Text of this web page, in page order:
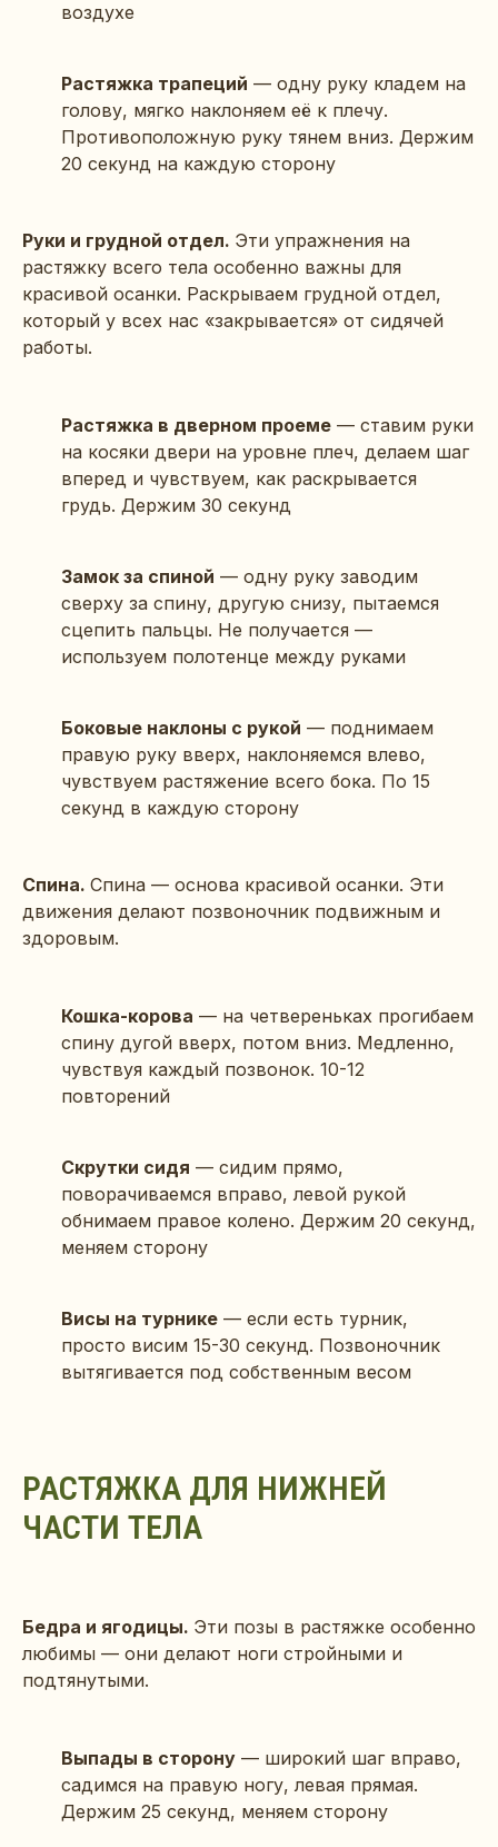
воздухе
Растяжка трапеций — одну руку кладем на
голову, мягко наклоняем её к плечу.
Противоположную руку тянем вниз. Держим
20 секунд на каждую сторону
Руки и грудной отдел. Эти упражнения на
растяжку всего тела особенно важны для
красивой осанки. Раскрываем грудной отдел,
который у всех нас «закрывается» от сидячей
работы.
Растяжка в дверном проеме — ставим руки
на косяки двери на уровне плеч, делаем шаг
вперед и чувствуем, как раскрывается
грудь. Держим 30 секунд
Замок за спиной — одну руку заводим
сверху за спину, другую снизу, пытаемся
сцепить пальцы. Не получается —
используем полотенце между руками
Боковые наклоны с рукой — поднимаем
правую руку вверх, наклоняемся влево,
чувствуем растяжение всего бока. По 15
секунд в каждую сторону
Спина. Спина — основа красивой осанки. Эти
движения делают позвоночник подвижным и
здоровым.
Кошка-корова — на четвереньках прогибаем
спину дугой вверх, потом вниз. Медленно,
чувствуя каждый позвонок. 10-12
повторений
Скрутки сидя — сидим прямо,
поворачиваемся вправо, левой рукой
обнимаем правое колено. Держим 20 секунд,
меняем сторону
Висы на турнике — если есть турник,
просто висим 15-30 секунд. Позвоночник
вытягивается под собственным весом
РАСТЯЖКА ДЛЯ НИЖНЕЙ
ЧАСТИ ТЕЛА
Бедра и ягодицы. Эти позы в растяжке особенно
любимы — они делают ноги стройными и
подтянутыми.
Выпады в сторону — широкий шаг вправо,
садимся на правую ногу, левая прямая.
Держим 25 секунд, меняем сторону